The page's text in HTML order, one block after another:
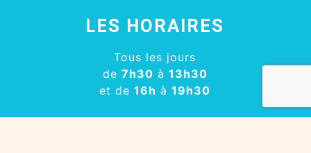
LES HORAIRES
Tous les jours
de 7h30 à 13h30
et de16h à19h30